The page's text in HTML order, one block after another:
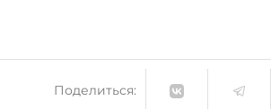
Поделиться: